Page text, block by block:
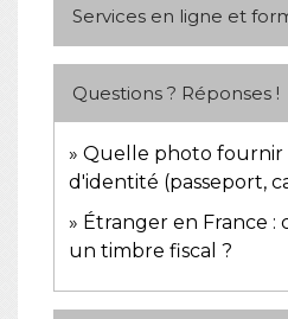
Services en ligne et
Questions ? Réponses !
Quelle photo
d'identité (passeport,
Étranger en France
un timbre fiscal ?